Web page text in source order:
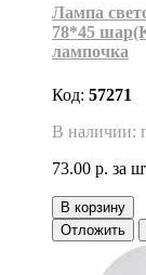
Лампа
78*45
лампочка
Код: 57271
В наличии:
73.00 р. за
В корзину
Отложить